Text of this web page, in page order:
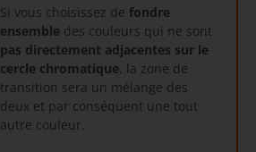
Si vous choisissez de fondre
ensemble des couleurs qui ne sont
pas directement adjacentes sur le
cercle chromatique, la zone de
transition sera un mélange des
deux et par conséquent une tout
autre couleur.